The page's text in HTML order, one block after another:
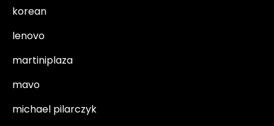
korean
lenovo
martiniplaza
mavo
michael pilarczyk